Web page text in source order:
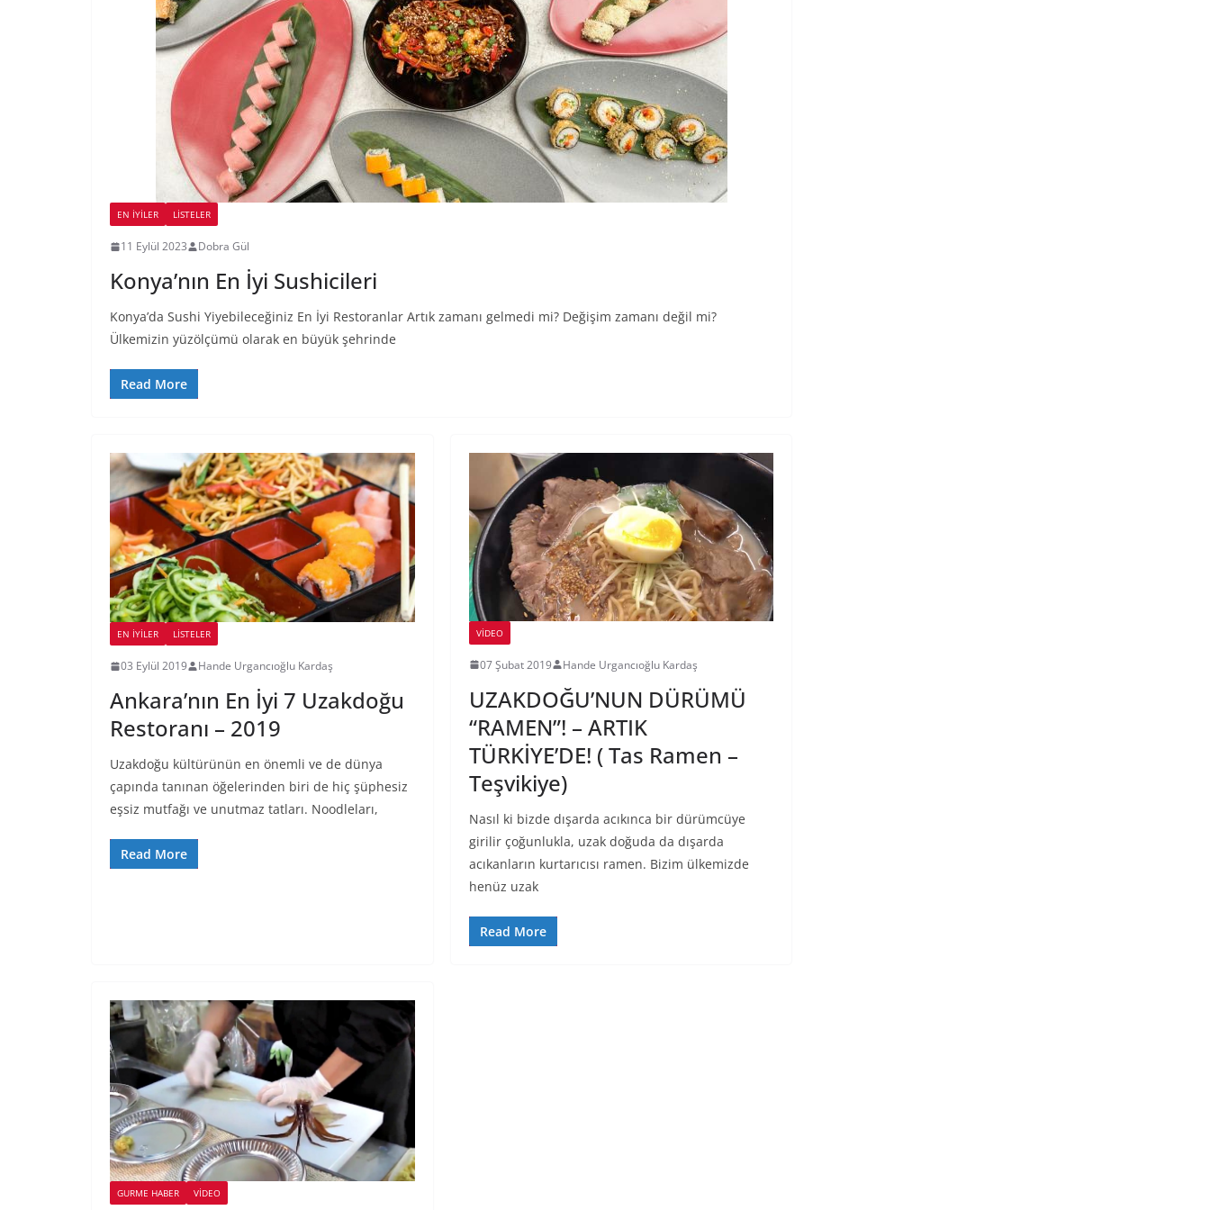
EN İYILER LİSTELER
11 Eylül 2023 Dobra Gül
Konya’nın En İyi Sushicileri
Konya’da Sushi Yiyebileceğiniz En İyi Restoranlar Artık zamanı gelmedi mi? Değişim zamanı değil mi?
Ülkemizin yüzölçümü olarak en büyük şehrinde
Read More
EN İYILER LİSTELER
03 Eylül 2019 Hande Urgancıoğlu Kardaş
Ankara’nın En İyi 7 Uzakdoğu
Restoranı – 2019
Uzakdoğu kültürünün en önemli ve de dünya
çapında tanınan öğelerinden biri de hiç şüphesiz
eşsiz mutfağı ve unutmaz tatları. Noodleları,
Read More
VIDEO
07 Şubat 2019 Hande Urgancıoğlu Kardaş
UZAKDOĞU’NUN DÜRÜMÜ
“RAMEN”! – ARTIK
TÜRKİYE’DE! ( Tas Ramen –
Teşvikiye)
Nasıl ki bizde dışarda acıkınca bir dürümcüye
girilir çoğunlukla, uzak doğuda da dışarda
acıkanların kurtarıcısı ramen. Bizim ülkemizde
henüz uzak
Read More
GURME HABER VIDEO